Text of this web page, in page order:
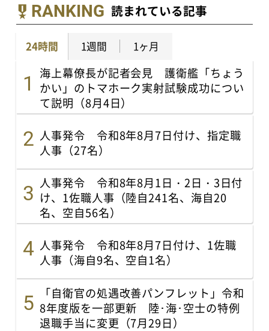
RANKING 読まれている記事
24時間 1週間 1ヶ月
海上幕僚長が記者会見 護衛艦「ちょう
かい」のトマホーク実射試験成功につい
て説明（8月4日）
人事発令 令和8年8月7日付け、指定職
人事（27名）
人事発令 令和8年8月1日・2日・3日付
け、1佐職人事（陸自241名、海自20
名、空自56名）
人事発令 令和8年8月7日付け、1佐職
人事（海自9名、空自1名）
「自衛官の処遇改善パンフレット」令和
8年度版を一部更新 陸･海･空士の特例
退職手当に変更（7月29日）